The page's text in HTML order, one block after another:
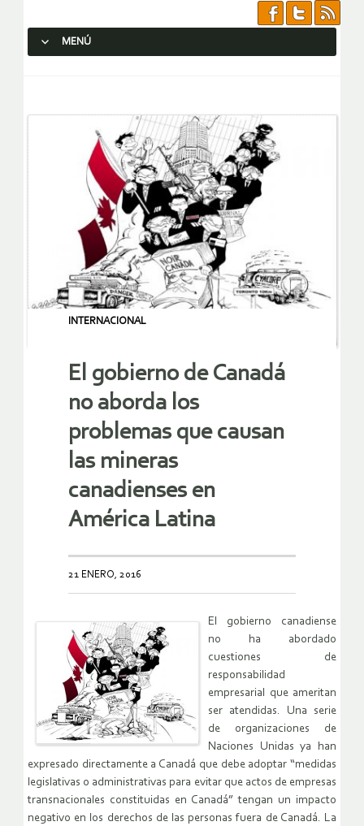
MENÚ
INTERNACIONAL
El gobierno de Canadá
no aborda los
problemas que causan
las mineras
canadienses en
América Latina
21 ENERO, 2016
El gobierno canadiense
no ha abordado
cuestiones de
responsabilidad
empresarial que ameritan
ser atendidas. Una serie
de organizaciones de
Naciones Unidas ya han
expresado directamente a Canadá que debe adoptar “medidas
legislativas o administrativas para evitar que actos de empresas
transnacionales constituidas en Canadá” tengan un impacto
negativo en los derechos de las personas fuera de Canadá. La